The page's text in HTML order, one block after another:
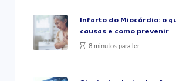
Infarto do Miocárdio: o
causas e como prevenir
8 minutos para ler